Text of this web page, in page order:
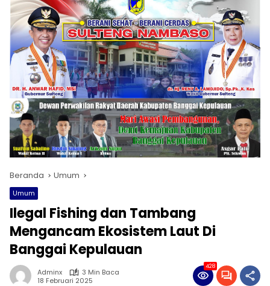
Beranda Umum
Umum
Ilegal Fishing dan Tambang
Mengancam Ekosistem Laut Di
Banggai Kepulauan
Adminx
3 Min Baca
18 Februari 2025
428